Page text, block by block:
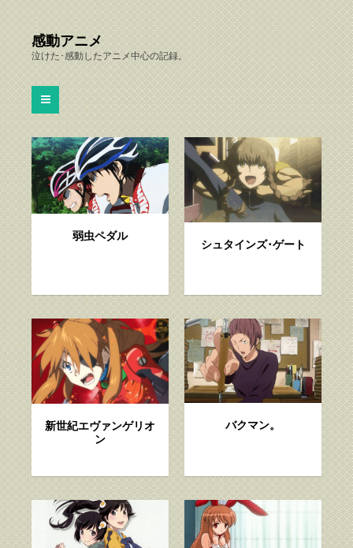
感動アニメ
泣けた･感動したアニメ中心の記録。
弱虫ペダル
シュタインズ･ゲート
新世紀エヴァンゲリオ
ン
バクマン。